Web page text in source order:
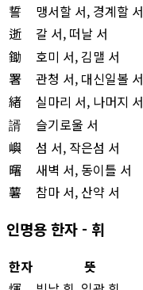
誓
맹서할 서, 경계할 서
逝
갈 서, 떠날 서
鋤
호미 서, 김맬 서
署
관청 서, 대신일볼 서
緖
실마리 서, 나머지 서
諝
슬기로울 서
嶼
섬 서, 작은섬 서
曙
새벽 서, 동이틀 서
薯
참마 서, 산약 서
인명용 한자 - 휘
한자 뜻